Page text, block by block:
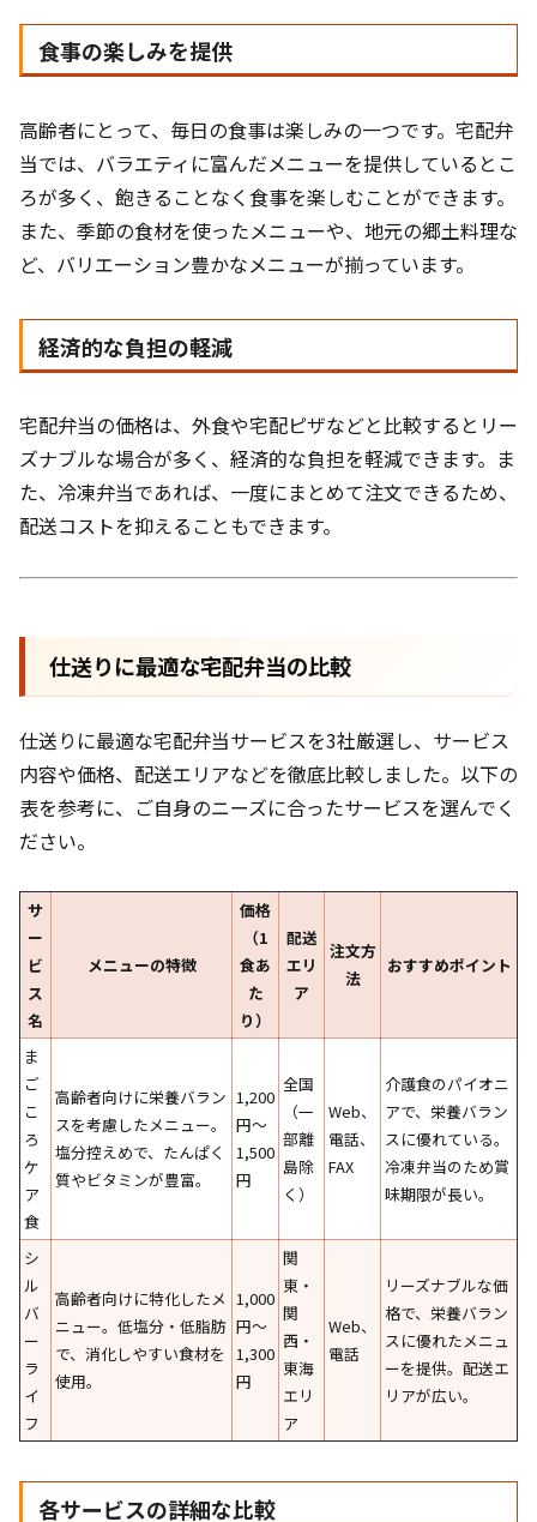
食事の楽しみを提供
高齢者にとって、毎日の食事は楽しみの一つです。宅配弁
当では、バラエティに富んだメニューを提供しているとこ
ろが多く、飽きることなく食事を楽しむことができます。
また、季節の食材を使ったメニューや、地元の郷土料理な
ど、バリエーション豊かなメニューが揃っています。
経済的な負担の軽減
宅配弁当の価格は、外食や宅配ピザなどと比較するとリー
ズナブルな場合が多く、経済的な負担を軽減できます。ま
た、冷凍弁当であれば、一度にまとめて注文できるため、
配送コストを抑えることもできます。
仕送りに最適な宅配弁当の比較
仕送りに最適な宅配弁当サービスを3社厳選し、サービス
内容や価格、配送エリアなどを徹底比較しました。以下の
表を参考に、ご自身のニーズに合ったサービスを選んでく
ださい。
サ
ー
ビ
ス
名
メニューの特徴
価格
（1
食あ
た
り）
配送
エリ
ア
注文方
法
おすすめポイント
ま
ご
こ
ろ
ケ
ア
食
高齢者向けに栄養バラン
スを考慮したメニュー。
塩分控えめで、たんぱく
質やビタミンが豊富。
1,200
円〜
1,500
円
全国
（一
部離
島除
く）
Web、
電話、
FAX
介護食のパイオニ
アで、栄養バラン
スに優れている。
冷凍弁当のため賞
味期限が長い。
シ
ル
バ
ー
ラ
イ
フ
高齢者向けに特化したメ
ニュー。低塩分・低脂肪
で、消化しやすい食材を
使用。
1,000
円〜
1,300
円
関
東・
関
西・
東海
エリ
ア
Web、
電話
リーズナブルな価
格で、栄養バラン
スに優れたメニュ
ーを提供。配送エ
リアが広い。
各サービスの詳細な比較